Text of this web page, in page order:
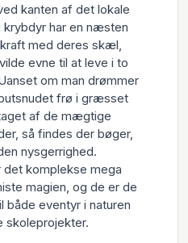
kanten af det lokale
har en næsten
med deres skæl,
evne til at leve i to
om man drømmer
frø i græsset
af de mægtige
så findes der bøger,
nysgerrighed.
komplekse mega
magien, og de er de
eventyr i naturen
skoleprojekter.